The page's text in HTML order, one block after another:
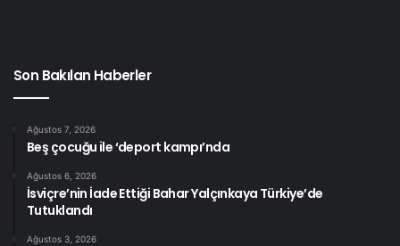
Son Bakılan Haberler
Ağustos 7, 2026
Beş çocuğu ile ‘deport kampı’nda
Ağustos 6, 2026
İsviçre’nin İade Ettiği Bahar Yalçınkaya Türkiye’de
Tutuklandı
Ağustos 3, 2026